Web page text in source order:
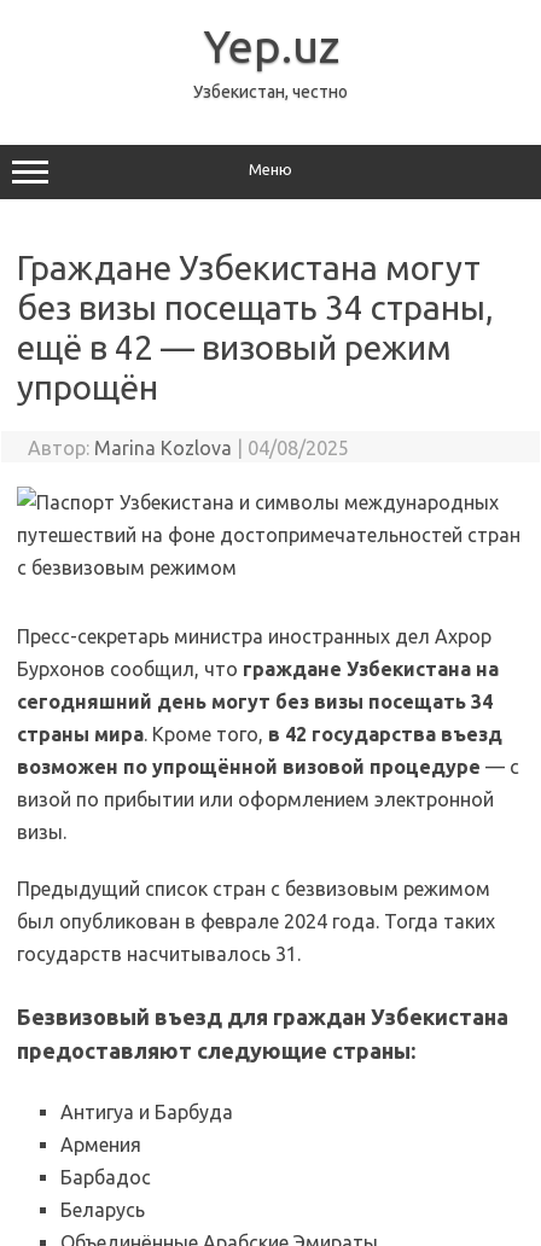
Yep.uz
Узбекистан, честно
Меню
Граждане Узбекистана могут
без визы посещать 34 страны,
ещё в 42 — визовый режим
упрощён
Автор: Marina Kozlova 04/08/2025
Пресс-секретарь министра иностранных дел Ахрор
Бурхонов сообщил, что граждане Узбекистана на
сегодняшний день могут без визы посещать 34
страны мира. Кроме того, в 42 государства въезд
возможен по упрощённой визовой процедуре — с
визой по прибытии или оформлением электронной
визы.
Предыдущий список стран с безвизовым режимом
был опубликован в феврале 2024 года. Тогда таких
государств насчитывалось 31.
Безвизовый въезд для граждан Узбекистана
предоставляют следующие страны:
Антигуа и Барбуда
Армения
Барбадос
Беларусь